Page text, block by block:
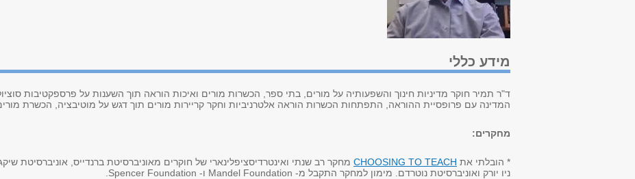
מידע כללי
ד"ר תמיר חוקר מדיניות חינוך והשפעותיה על מורים, בתי ספר, הכשרות מורים ואיכות הוראה תוך השענות על פרספקטיבות
המדינה עם פרופסיית ההוראה, התפתחות הכשרות הוראה אלטרניביות וחקר קריירות מורים תוך דגש על מוטיבציה, הכשרת
מחקרים:
* הובלתי את CHOOSING TO TEACH מחקר רב שנתי ואינטרדיסציפלינארי של חוקרים מאוניברסיטת ברנדייס, אוניברסיטת
ניו יורק ואוניברסיטת נוטרדם. מימון למחקר התקבל מ- Mandel Foundation ו- Spencer Foundation